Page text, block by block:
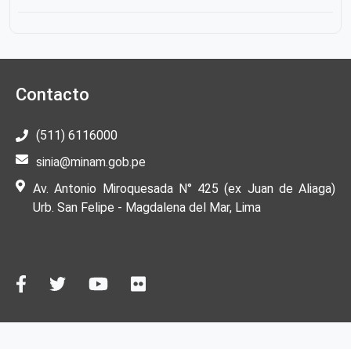
Contacto
(511) 6116000
sinia@minam.gob.pe
Av. Antonio Miroquesada N° 425 (ex Juan de Aliaga)
Urb. San Felipe - Magdalena del Mar, Lima